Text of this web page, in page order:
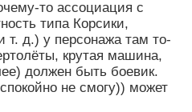
то ассоциация с
типа Корсики,
т. д.) у персонажа там то-
крутая машина,
должен быть боевик.
не смогу)) может